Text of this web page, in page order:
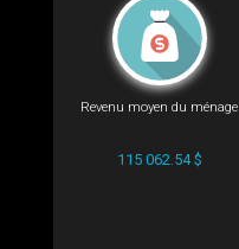
Revenu moyen du ménage
115 062.54 $